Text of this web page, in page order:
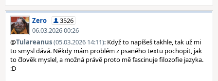
Zero
3526
06.03.2026 00:26
@Tulareanus(05.03.2026 14:11): Když to napíšeš takhle, tak už mi
to smysl dává. Někdy mám problém z psaného textu pochopit, jak
to člověk myslel, a možná právě proto mě fascinuje filozofie jazyka.
:D